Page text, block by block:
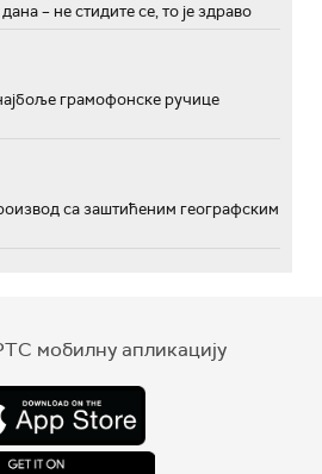
– не стидите се, то је здраво
грамофонске ручице
са заштићеним географским
мобилну апликацију